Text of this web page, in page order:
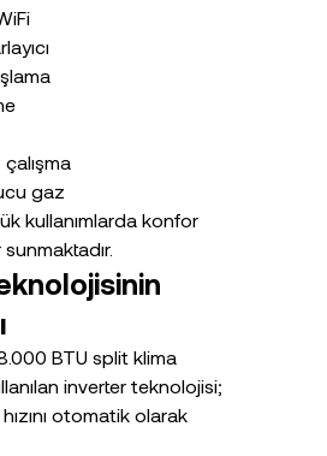
gaz
kullanımlarda konfor
BTU split klima
inverter teknolojisi;
otomatik olarak